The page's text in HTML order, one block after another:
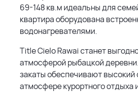
69-148 кв.м идеальны для
квартира оборудована
водонагревателями.
Title Cielo Rawai станет
атмосферой рыбацкой
закаты обеспечивают высокий
атмосфере курортного отдыха